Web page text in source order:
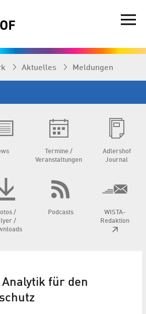
Aktuelles Meldungen
Termine /
Veranstaltungen
Adlershof
Journal
/
/
Podcasts
WISTA-
Redaktion
für den